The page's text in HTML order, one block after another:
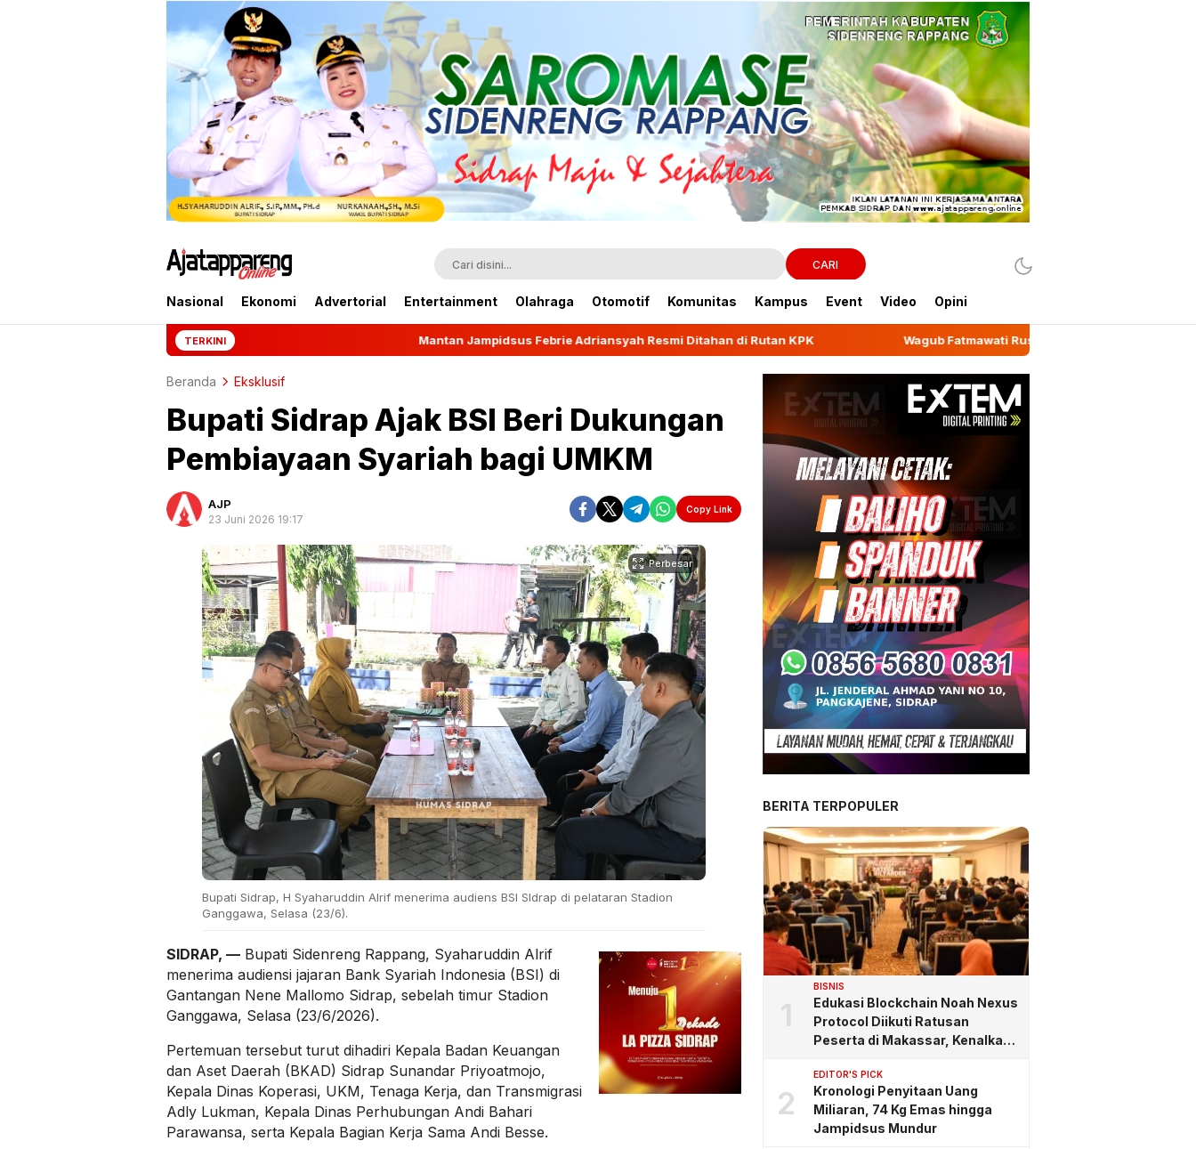
CARI
Nasional Ekonomi Advertorial Entertainment Olahraga Otomotif Komunitas Kampus Event Video Opini
TERKINI Mantan Jampidsus Febrie Adriansyah Resmi Ditahan di Rutan KPK Wagub Fatmawati Rusdi Lepas Ekspor 10,2 Ton Kemiri Luwu ke Jeddah
Beranda Eksklusif
Bupati Sidrap Ajak BSI Beri Dukungan
Pembiayaan Syariah bagi UMKM
AJP
23 Juni 2026 19:17
Copy Link
Perbesar
Bupati Sidrap, H Syaharuddin Alrif menerima audiens BSI SIdrap di pelataran Stadion
Ganggawa, Selasa (23/6).
SIDRAP, — Bupati Sidenreng Rappang, Syaharuddin Alrif
menerima audiensi jajaran Bank Syariah Indonesia (BSI) di
Gantangan Nene Mallomo Sidrap, sebelah timur Stadion
Ganggawa, Selasa (23/6/2026).
Pertemuan tersebut turut dihadiri Kepala Badan Keuangan
dan Aset Daerah (BKAD) Sidrap Sunandar Priyoatmojo,
Kepala Dinas Koperasi, UKM, Tenaga Kerja, dan Transmigrasi
Adly Lukman, Kepala Dinas Perhubungan Andi Bahari
Parawansa, serta Kepala Bagian Kerja Sama Andi Besse.
BERITA TERPOPULER
1
BISNIS
Edukasi Blockchain Noah Nexus
Protocol Diikuti Ratusan
Peserta di Makassar, Kenalkan
2
EDITOR'S PICK
Kronologi Penyitaan Uang
Miliaran, 74 Kg Emas hingga
Jampidsus Mundur